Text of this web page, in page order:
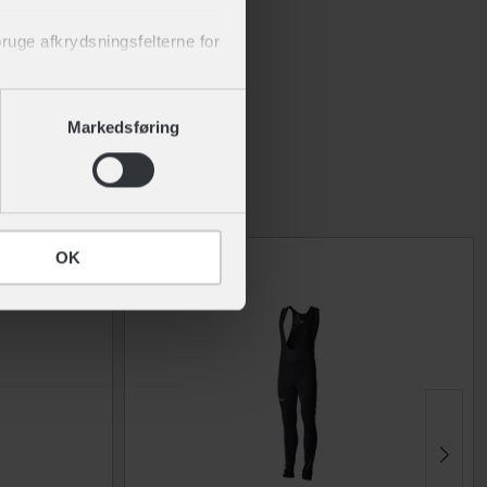
afkrydsningsfelterne for
cookies" nederst på siden.
Markedsføring
OK
komforten i top. Du kan